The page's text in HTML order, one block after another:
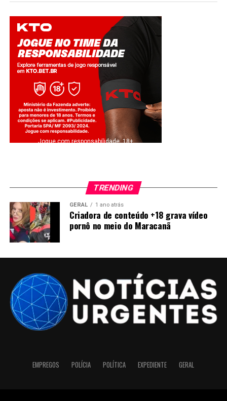
Jogue com responsabilidade. 18+
TRENDING
GERAL 1 ano atrás
Criadora de conteúdo +18 grava vídeo
pornô no meio do Maracanã
EMPREGOS POLÍCIA POLÍTICA EXPEDIENTE GERAL